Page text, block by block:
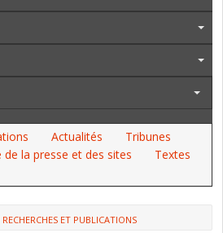
Actualités
Tribunes
de la presse et des sites
Textes
RECHERCHES ET PUBLICATIONS